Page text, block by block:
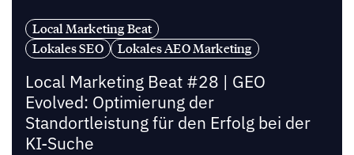
Local Marketing Beat
Lokales SEO
Lokales AEO Marketing
Local Marketing Beat #28 | GEO
Evolved: Optimierung der
Standortleistung für den Erfolg bei der
KI-Suche